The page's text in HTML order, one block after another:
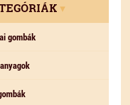
▾
gombák